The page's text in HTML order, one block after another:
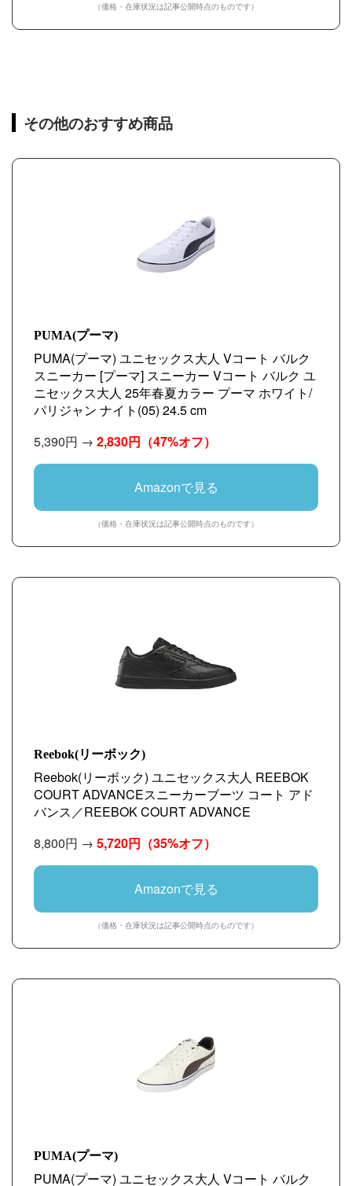
（価格・在庫状況は記事公開時点のものです）
その他のおすすめ商品
PUMA(プーマ)
PUMA(プーマ) ユニセックス大人 Vコート バルク
スニーカー [プーマ] スニーカー Vコート バルク ユ
ニセックス大人 25年春夏カラー プーマ ホワイト/
パリジャン ナイト(05) 24.5 cm
5,390円 → 2,830円 （47%オフ）
Amazonで見る
（価格・在庫状況は記事公開時点のものです）
Reebok(リーボック)
Reebok(リーボック) ユニセックス大人 REEBOK
COURT ADVANCEスニーカーブーツ コート アド
バンス／REEBOK COURT ADVANCE
8,800円 → 5,720円 （35%オフ）
Amazonで見る
（価格・在庫状況は記事公開時点のものです）
PUMA(プーマ)
PUMA(プーマ) ユニセックス大人 Vコート バルク